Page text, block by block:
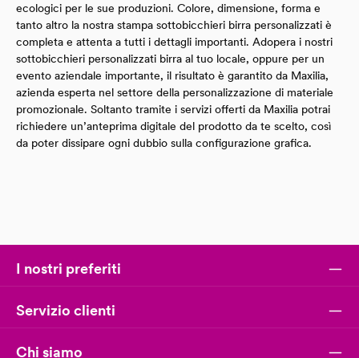
ecologici per le sue produzioni. Colore, dimensione, forma e
tanto altro la nostra stampa sottobicchieri birra personalizzati è
completa e attenta a tutti i dettagli importanti. Adopera i nostri
sottobicchieri personalizzati birra al tuo locale, oppure per un
evento aziendale importante, il risultato è garantito da Maxilia,
azienda esperta nel settore della personalizzazione di materiale
promozionale. Soltanto tramite i servizi offerti da Maxilia potrai
richiedere un’anteprima digitale del prodotto da te scelto, così
da poter dissipare ogni dubbio sulla configurazione grafica.
I nostri preferiti
Servizio clienti
Chi siamo